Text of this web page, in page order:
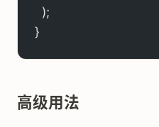
  );
}
高级用法